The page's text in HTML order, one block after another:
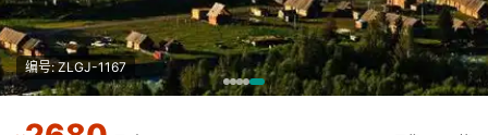
编号: ZLGJ-1167